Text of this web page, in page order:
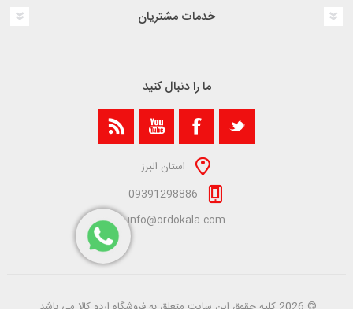
خدمات مشتریان
ما را دنبال کنید
استان البرز
09391298886
info@ordokala.com
© 2026 کلیه حقوق این سایت متعلق به فروشگاه اردو کالا می باشد.